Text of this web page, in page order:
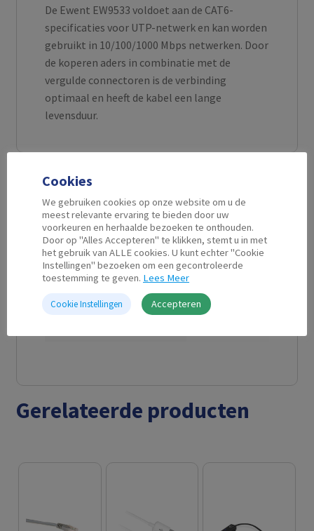
De Ewent EW9533 voldoet aan de CAT6-
specificaties voor UTP-netwerk en kan worden
gebruikt in 10/100/1000 Mbps netwerken. Door
de koperen aders in combinatie met de
vergulde connectoren is de verbinding
optimaal en heeft de kabel een lange
levensduur.
Aanvullende informatie
Kabel Lengte 10 m
Connector A
Gerelateerde producten
Cookies
We gebruiken cookies op onze website om u de
meest relevante ervaring te bieden door uw
voorkeuren en herhaalde bezoeken te onthouden.
Door op "Alles Accepteren" te klikken, stemt u in met
het gebruik van ALLE cookies. U kunt echter "Cookie
Instellingen" bezoeken om een gecontroleerde
toestemming te geven. Lees Meer
Cookie Instellingen Accepteren